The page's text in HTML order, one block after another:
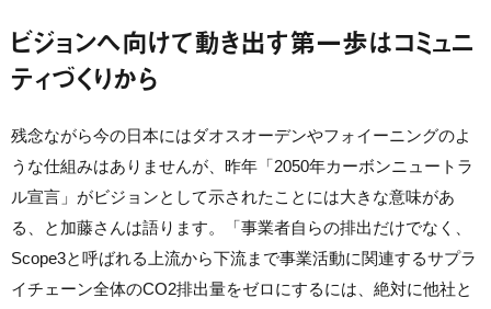
ビジョンへ向けて動き出す第一歩はコミュニ
ティづくりから
残念ながら今の日本にはダオスオーデンやフォイーニングのよ
うな仕組みはありませんが、昨年「2050年カーボンニュートラ
ル宣言」がビジョンとして示されたことには大きな意味があ
る、と加藤さんは語ります。「事業者自らの排出だけでなく、
Scope3と呼ばれる上流から下流まで事業活動に関連するサプラ
イチェーン全体のCO2排出量をゼロにするには、絶対に他社と